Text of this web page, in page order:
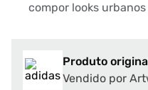
compor looks
Produto
Vendido por